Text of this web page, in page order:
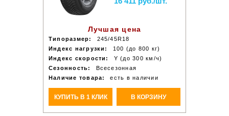
Лучшая цена
Типоразмер:
245/45R18
Индекс нагрузки:
100 (до 800 кг)
Индекс скорости:
Y (до 300 км/ч)
Сезонность:
Всесезонная
Наличие товара:
есть в наличии
КУПИТЬ В 1 КЛИК В КОРЗИНУ